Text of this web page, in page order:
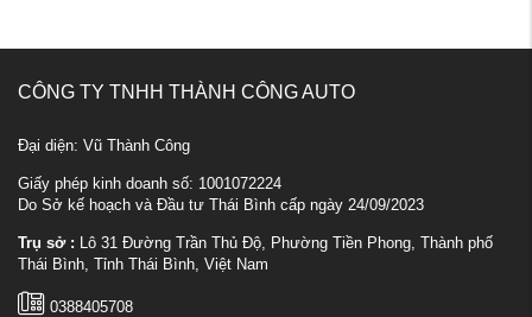
CÔNG TY TNHH THÀNH CÔNG AUTO
Đại diện: Vũ Thành Công
Giấy phép kinh doanh số: 1001072224
Do Sở kế hoạch và Đầu tư Thái Bình cấp ngày 24/09/2023
Trụ sở : Lô 31 Đường Trần Thủ Độ, Phường Tiền Phong, Thành phố
Thái Bình, Tỉnh Thái Bình, Việt Nam
0388405708